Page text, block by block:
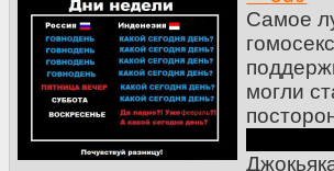
Самое
могли